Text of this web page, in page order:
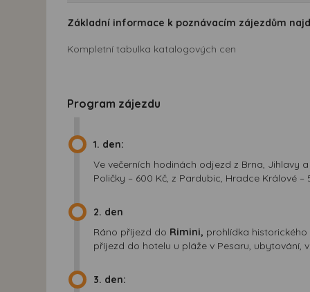
Základní informace k poznávacím zájezdům
Kompletní tabulka katalogových cen
Program zájezdu
1. den:
Ve večerních hodinách odjezd z Brna, Jihlavy
Poličky – 600 Kč, z Pardubic, Hradce Králové
2. den
Ráno příjezd do Rimini, prohlídka
příjezd do hotelu u pláže v Pesaru, ubytování,
3. den: